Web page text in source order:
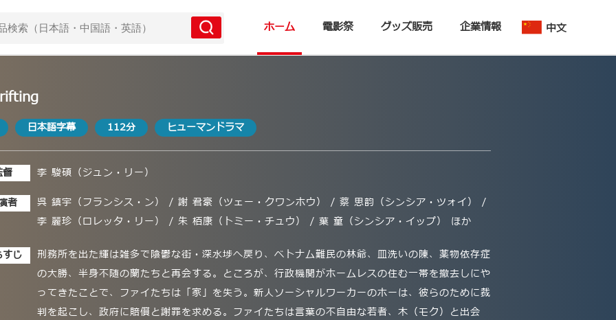
ホーム 電影祭 グッズ販売 企業情報 中文
日本語字幕 112分 ヒューマンドラマ
督 李 駿碩（ジュン・リー）
者
呉 鎮宇（フランシス・ン） / 謝 君豪（ツェー・クワンホウ） / 蔡 思韵（シンシア・ツォイ） /
李 麗珍（ロレッタ・リー） / 朱 栢康（トミー・チュウ） / 葉 童（シンシア・イップ） ほか
すじ
刑務所を出た輝は雑多で陰鬱な街・深水埗へ戻り、ベトナム難民の林爺、皿洗いの陳、薬物依存症
の大勝、半身不随の蘭たちと再会する。ところが、行政機関がホームレスの住む一帯を撤去しにや
ってきたことで、ファイたちは「家」を失う。新人ソーシャルワーカーのホーは、彼らのために裁
判を起こし、政府に賠償と謝罪を求める。ファイたちは言葉の不自由な若者、木（モク）と出会